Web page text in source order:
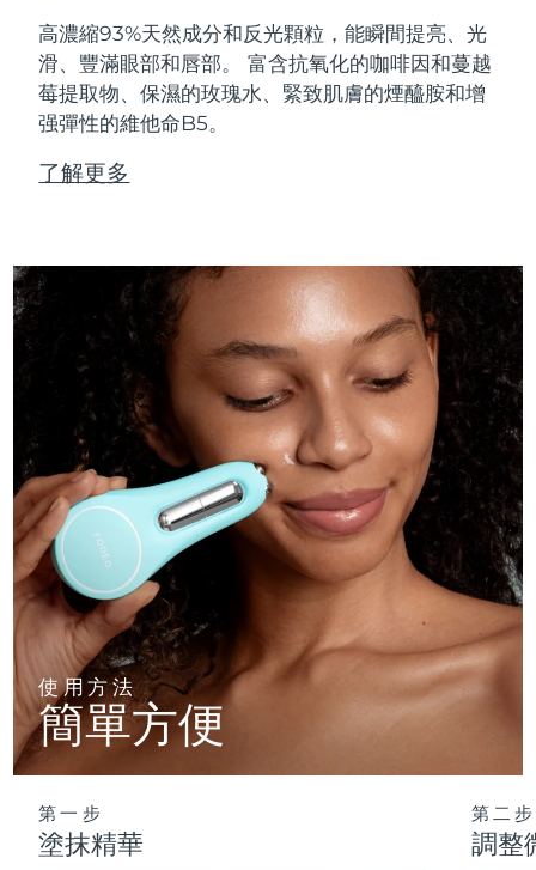
高濃縮93%天然成分和反光顆粒，能瞬間提亮、光
滑、豐滿眼部和唇部。 富含抗氧化的咖啡因和蔓越
莓提取物、保濕的玫瑰水、緊致肌膚的煙醯胺和增
强彈性的維他命B5。
了解更多
使用方法
簡單方便
第一步
塗抹精華
第二步
調整